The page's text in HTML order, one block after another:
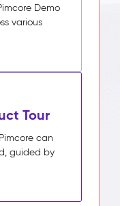
Demo
various
Tour
can
guided by